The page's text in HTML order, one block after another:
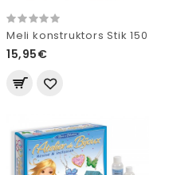
Meli konstruktors Stik 150
15,95€